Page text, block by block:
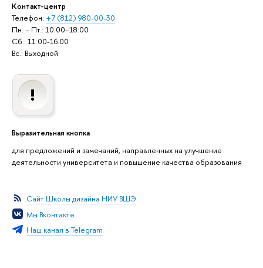
Контакт-центр
Телефон: +7 (812) 980-00-30
Пн. – Пт.: 10:00–18:00
Сб.: 11:00-16:00
Вс.: Выходной
Выразительная кнопка
для предложений и замечаний, направленных на улучшение
деятельности университета и повышение качества образования
Сайт Школы дизайна НИУ ВШЭ
Мы Вконтакте
Наш канал в Telegram